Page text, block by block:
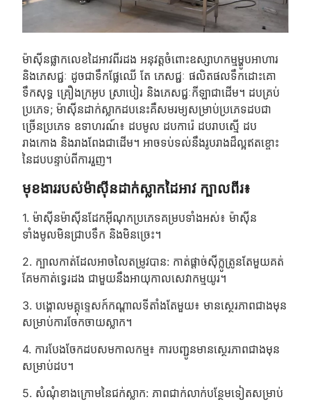
ម៉ាស៊ីនផ្លាកលេខដៃអាវពីរដង អនុវត្តចំពោះឧស្សាហកម្មម្ហូបអាហារ
និងភេសជ្ជៈ ដូចជាទឹកផ្លែឈើ តែ ភេសជ្ជៈ ផលិតផលទឹកដោះគោ
ទឹកសុទ្ធ គ្រឿងក្រអូប ស្រាបៀរ និងភេសជ្ជៈកីឡាជាដើម។ ដបគ្រប់
ប្រភេទ; ម៉ាស៊ីនដាក់ស្លាកដបនេះគឺសមរម្យសម្រាប់ប្រភេទដបជា
ច្រើនប្រភេទ ឧទាហរណ៍៖ ដបមូល ដបការ៉េ ដបរាបស្មើ ដប
រាងកោង និងរាងពែងជាដើម។ អាចទប់ទល់នឹងរូបរាងដ៏ល្អឥតខ្ចោះ
នៃដបបន្ទាប់ពីការរួញ។
មុខងាររបស់ម៉ាស៊ីនដាក់ស្លាកដៃអាវ ក្បាលពីរ៖
1. ម៉ាស៊ីនម៉ាស៊ីនដែកអ៊ីណុកប្រភេទគម្របទាំងអស់៖ ម៉ាស៊ីន
ទាំងមូលមិនជ្រាបទឹក និងមិនច្រេះ។
2. ក្បាលកាត់ដែលអាចលៃតម្រូវបាន: កាត់ផ្តាច់ស៊ីក្លូត្រូនតែមួយគត់
គែមកាត់ទ្វេរដង ជាមួយនឹងអាយុកាលសេវាកម្មយូរ។
3. បង្គោលមគ្គុទ្ទេសក៍កណ្តាលទីតាំងតែមួយ៖ មានស្ថេរភាពជាងមុន
សម្រាប់ការចែកចាយស្លាក។
4. ការបែងចែកដបសមកាលកម្ម៖ ការបញ្ជូនមានស្ថេរភាពជាងមុន
សម្រាប់ដប។
5. សំណុំខាងក្រោមនៃជក់ស្លាក: ភាពជាក់លាក់បន្ថែមទៀតសម្រាប់